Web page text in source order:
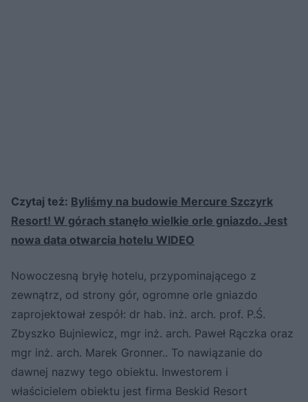
Czytaj też: Byliśmy na budowie Mercure Szczyrk
Resort! W górach stanęło wielkie orle gniazdo. Jest
nowa data otwarcia hotelu WIDEO
Nowoczesną bryłę hotelu, przypominającego z
zewnątrz, od strony gór, ogromne orle gniazdo
zaprojektował zespół: dr hab. inż. arch. prof. P.Ś.
Zbyszko Bujniewicz, mgr inż. arch. Paweł Rączka oraz
mgr inż. arch. Marek Gronner.. To nawiązanie do
dawnej nazwy tego obiektu. Inwestorem i
właścicielem obiektu jest firma Beskid Resort